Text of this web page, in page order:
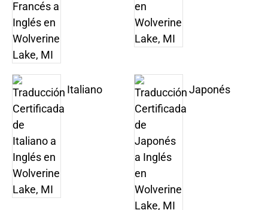
Italiano Japonés